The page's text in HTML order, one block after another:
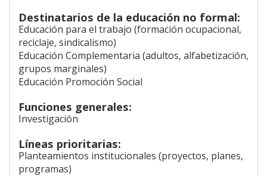
Destinatarios de la educación no formal:
Educación para el trabajo (formación ocupacional,
reciclaje, sindicalismo)
Educación Complementaria (adultos, alfabetización,
grupos marginales)
Educación Promoción Social
Funciones generales:
Investigación
Líneas prioritarias:
Planteamientos institucionales (proyectos, planes,
programas)